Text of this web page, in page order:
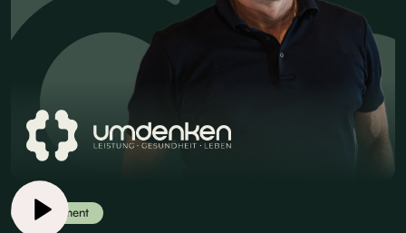
Supplement